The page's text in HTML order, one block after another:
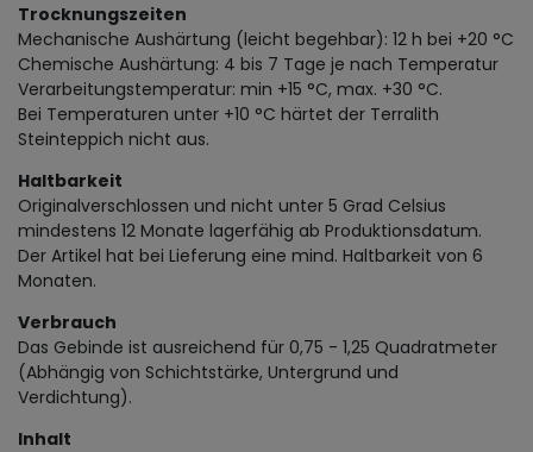
Trocknungszeiten
Mechanische Aushärtung (leicht begehbar): 12 h bei +20 °C
Chemische Aushärtung: 4 bis 7 Tage je nach Temperatur
Verarbeitungstemperatur: min +15 °C, max. +30 °C.
Bei Temperaturen unter +10 °C härtet der Terralith
Steinteppich nicht aus.
Haltbarkeit
Originalverschlossen und nicht unter 5 Grad Celsius
mindestens 12 Monate lagerfähig ab Produktionsdatum.
Der Artikel hat bei Lieferung eine mind. Haltbarkeit von 6
Monaten.
Verbrauch
Das Gebinde ist ausreichend für 0,75 - 1,25 Quadratmeter
(Abhängig von Schichtstärke, Untergrund und
Verdichtung).
Inhalt